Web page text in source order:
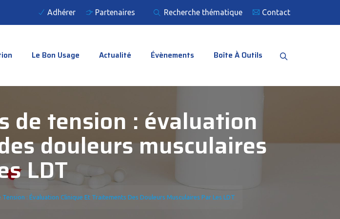
Adhérer Partenaires Recherche thématique Contact
Le Bon Usage Actualité Évènements Boîte À Outils
de tension : évaluation
douleurs musculaires
LDT
Tension : Évaluation Clinique Et Traitements Des Douleurs Musculaires Par Les LDT